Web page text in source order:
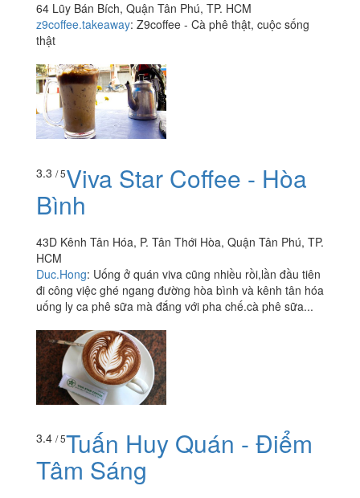
64 Lũy Bán Bích, Quận Tân Phú, TP. HCM
z9coffee.takeaway: Z9coffee - Cà phê thật, cuộc sống
thật
3.3 / 5Viva Star Coffee - Hòa
Bình
43D Kênh Tân Hóa, P. Tân Thới Hòa, Quận Tân Phú, TP.
HCM
Duc.Hong: Uống ở quán viva cũng nhiều rồi,lần đầu tiên
đi công việc ghé ngang đường hòa bình và kênh tân hóa
uống ly ca phê sữa mà đắng với pha chế.cà phê sữa...
3.4 / 5Tuấn Huy Quán - Điểm
Tâm Sáng